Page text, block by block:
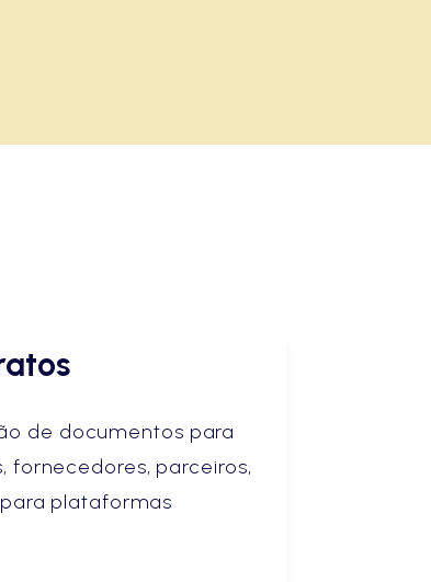
de documentos para
fornecedores, parceiros,
plataformas